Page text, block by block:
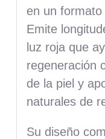
en un formato
Emite
luz roja que
regeneración
de la piel y
naturales de
Su diseño